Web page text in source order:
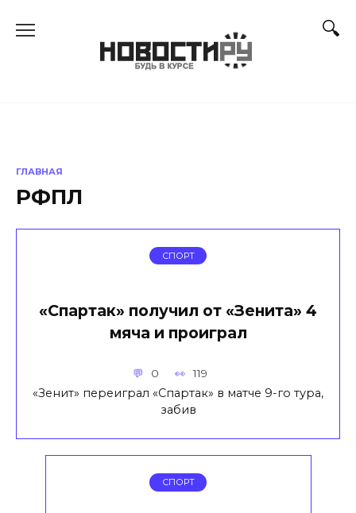
ГЛАВНАЯ
РФПЛ
СПОРТ
«Спартак» получил от «Зенита» 4
мяча и проиграл
0 119
«Зенит» переиграл «Спартак» в матче 9-го тура,
забив
СПОРТ